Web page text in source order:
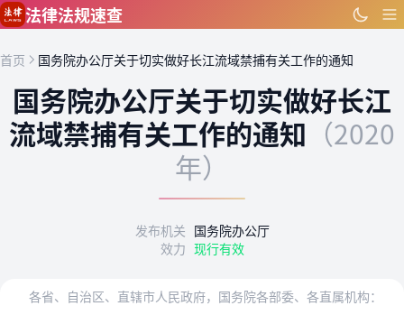
跳到主要内容
法律法规速查
首页 国务院办公厅关于切实做好长江流域禁捕有关工作的通知
国务院办公厅关于切实做好长江
流域禁捕有关工作的通知 （2020
年）
发布机关 国务院办公厅
效力 现行有效
各省、自治区、直辖市人民政府，国务院各部委、各直属机构：